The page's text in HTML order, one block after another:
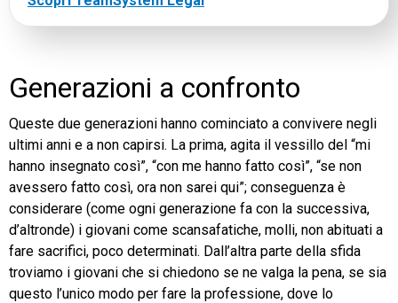
Generazioni a confronto
Queste due generazioni hanno cominciato a convivere negli
ultimi anni e a non capirsi. La prima, agita il vessillo del “mi
hanno insegnato così”, “con me hanno fatto così”, “se non
avessero fatto così, ora non sarei qui”; conseguenza è
considerare (come ogni generazione fa con la successiva,
d’altronde) i giovani come scansafatiche, molli, non abituati a
fare sacrifici, poco determinati. Dall’altra parte della sfida
troviamo i giovani che si chiedono se ne valga la pena, se sia
questo l’unico modo per fare la professione, dove lo